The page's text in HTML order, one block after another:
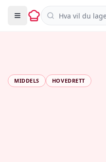
Søk i oppskrifter
MIDDELS HOVEDRETT